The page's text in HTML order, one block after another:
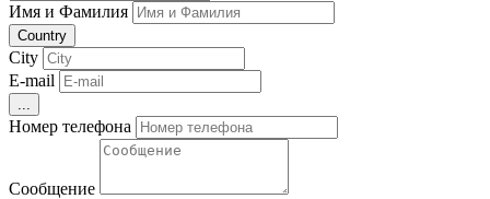
Имя и Фамилия
Country
City
E-mail
Номер телефона
Сообщение